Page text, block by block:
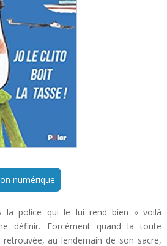
numérique
la police qui le lui rend bien » voilà
définir. Forcément quand la toute
au lendemain de son sacre,